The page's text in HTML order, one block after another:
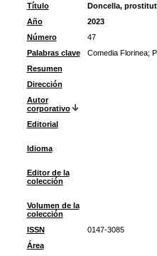
Título
Doncella,
Año
2023
Número
47
Palabras clave
Comedia Florinea;
Resumen
Dirección
Autor
corporativo
Editorial
Idioma
Editor de la
colección
Volumen de la
colección
ISSN
0147-3085
Área